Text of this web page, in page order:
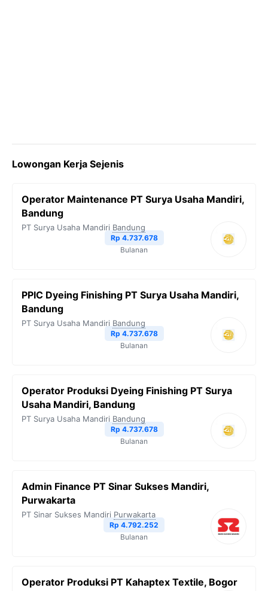
Lowongan Kerja Sejenis
Operator Maintenance PT Surya Usaha Mandiri,
Bandung
PT Surya Usaha Mandiri Bandung
Rp 4.737.678
Bulanan
PPIC Dyeing Finishing PT Surya Usaha Mandiri,
Bandung
PT Surya Usaha Mandiri Bandung
Rp 4.737.678
Bulanan
Operator Produksi Dyeing Finishing PT Surya
Usaha Mandiri, Bandung
PT Surya Usaha Mandiri Bandung
Rp 4.737.678
Bulanan
Admin Finance PT Sinar Sukses Mandiri,
Purwakarta
PT Sinar Sukses Mandiri Purwakarta
Rp 4.792.252
Bulanan
Operator Produksi PT Kahaptex Textile, Bogor